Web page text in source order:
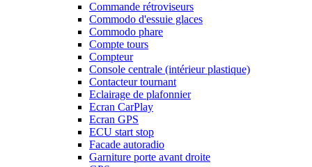
Commande rétroviseurs
Commodo d'essuie glaces
Commodo phare
Compte tours
Compteur
Console centrale (intérieur plastique)
Contacteur tournant
Eclairage de plafonnier
Ecran CarPlay
Ecran GPS
ECU start stop
Facade autoradio
Garniture porte avant droite